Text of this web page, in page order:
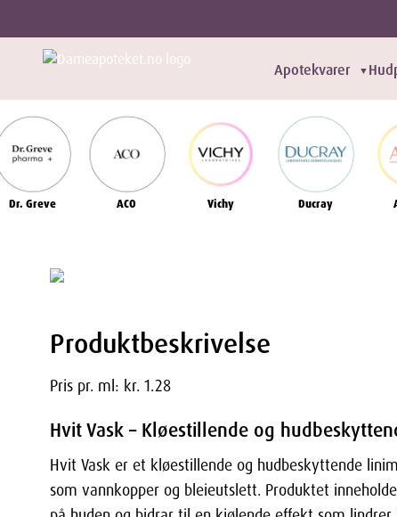
Apotekvarer ▼
Dr. Greve ACO Vichy Ducray
Produktbeskrivelse
Pris pr. ml: kr. 1.28
Hvit Vask – Kløestillende og
Hvit Vask er et kløestillende og hudbeskyttende
som vannkopper og bleieutslett. Produktet